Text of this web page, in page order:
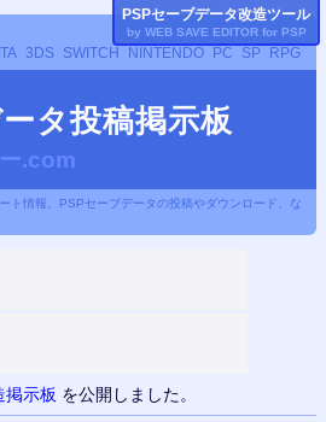
3DS SWITCH NINTENDO PC SP RPG
タ投稿掲示板
.com
ト情報、PSPセーブデータの投稿やダウンロード、な
掲示板 を公開しました。
PSPセーブデータ改造ツール
by WEB SAVE EDITOR for PSP